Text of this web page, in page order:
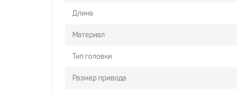
Длина
Материал
Тип головки
Размер привода